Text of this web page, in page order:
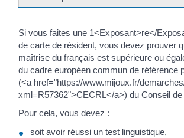
Si vous faites une 1<Exposant>re</
de carte de résident, vous devez prouver
maîtrise du français est supérieure ou
du cadre européen commun de référence
(<a href="https://www.mijoux.fr/
xml=R57362">CECRL</a>) du Conseil de
Pour cela, vous devez :
soit avoir réussi un test linguistique,